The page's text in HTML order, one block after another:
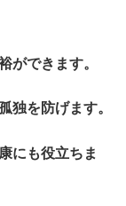
ができます。
独を防げます。
にも役立ちま